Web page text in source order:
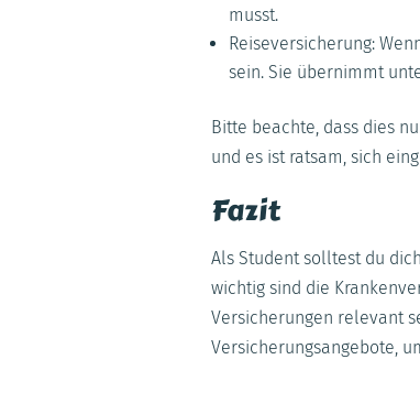
musst.
Reiseversicherung:
sein. Sie übernimmt
Bitte beachte, dass dies
und es ist ratsam, sich
Fazit
Als Student solltest du
wichtig sind die
Versicherungen relevant
Versicherungsangebote,